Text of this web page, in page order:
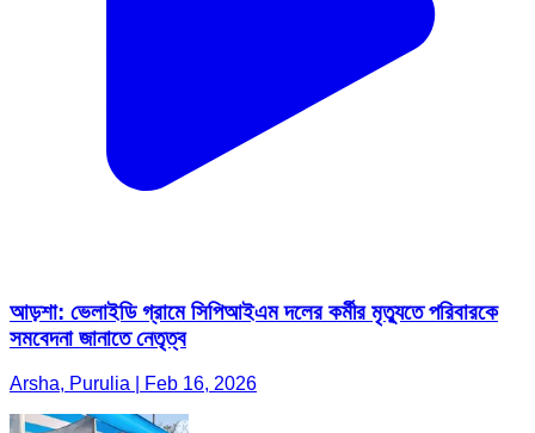
আড়শা: ভেলাইডি গ্রামে সিপিআইএম দলের কর্মীর মৃত্যুতে পরিবারকে
সমবেদনা জানাতে নেতৃত্ব
Arsha, Purulia | Feb 16, 2026